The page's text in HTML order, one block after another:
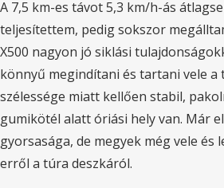
A 7,5 km-es távot 5,3 km/h-ás
teljesítettem, pedig sokszor
X500 nagyon jó siklási
könnyű megindítani és tartani vele a
szélessége miatt kellően stabil,
gumikötél alatt óriási hely van. Már
gyorsasága, de megyek még vele és
erről a túra deszkáról.